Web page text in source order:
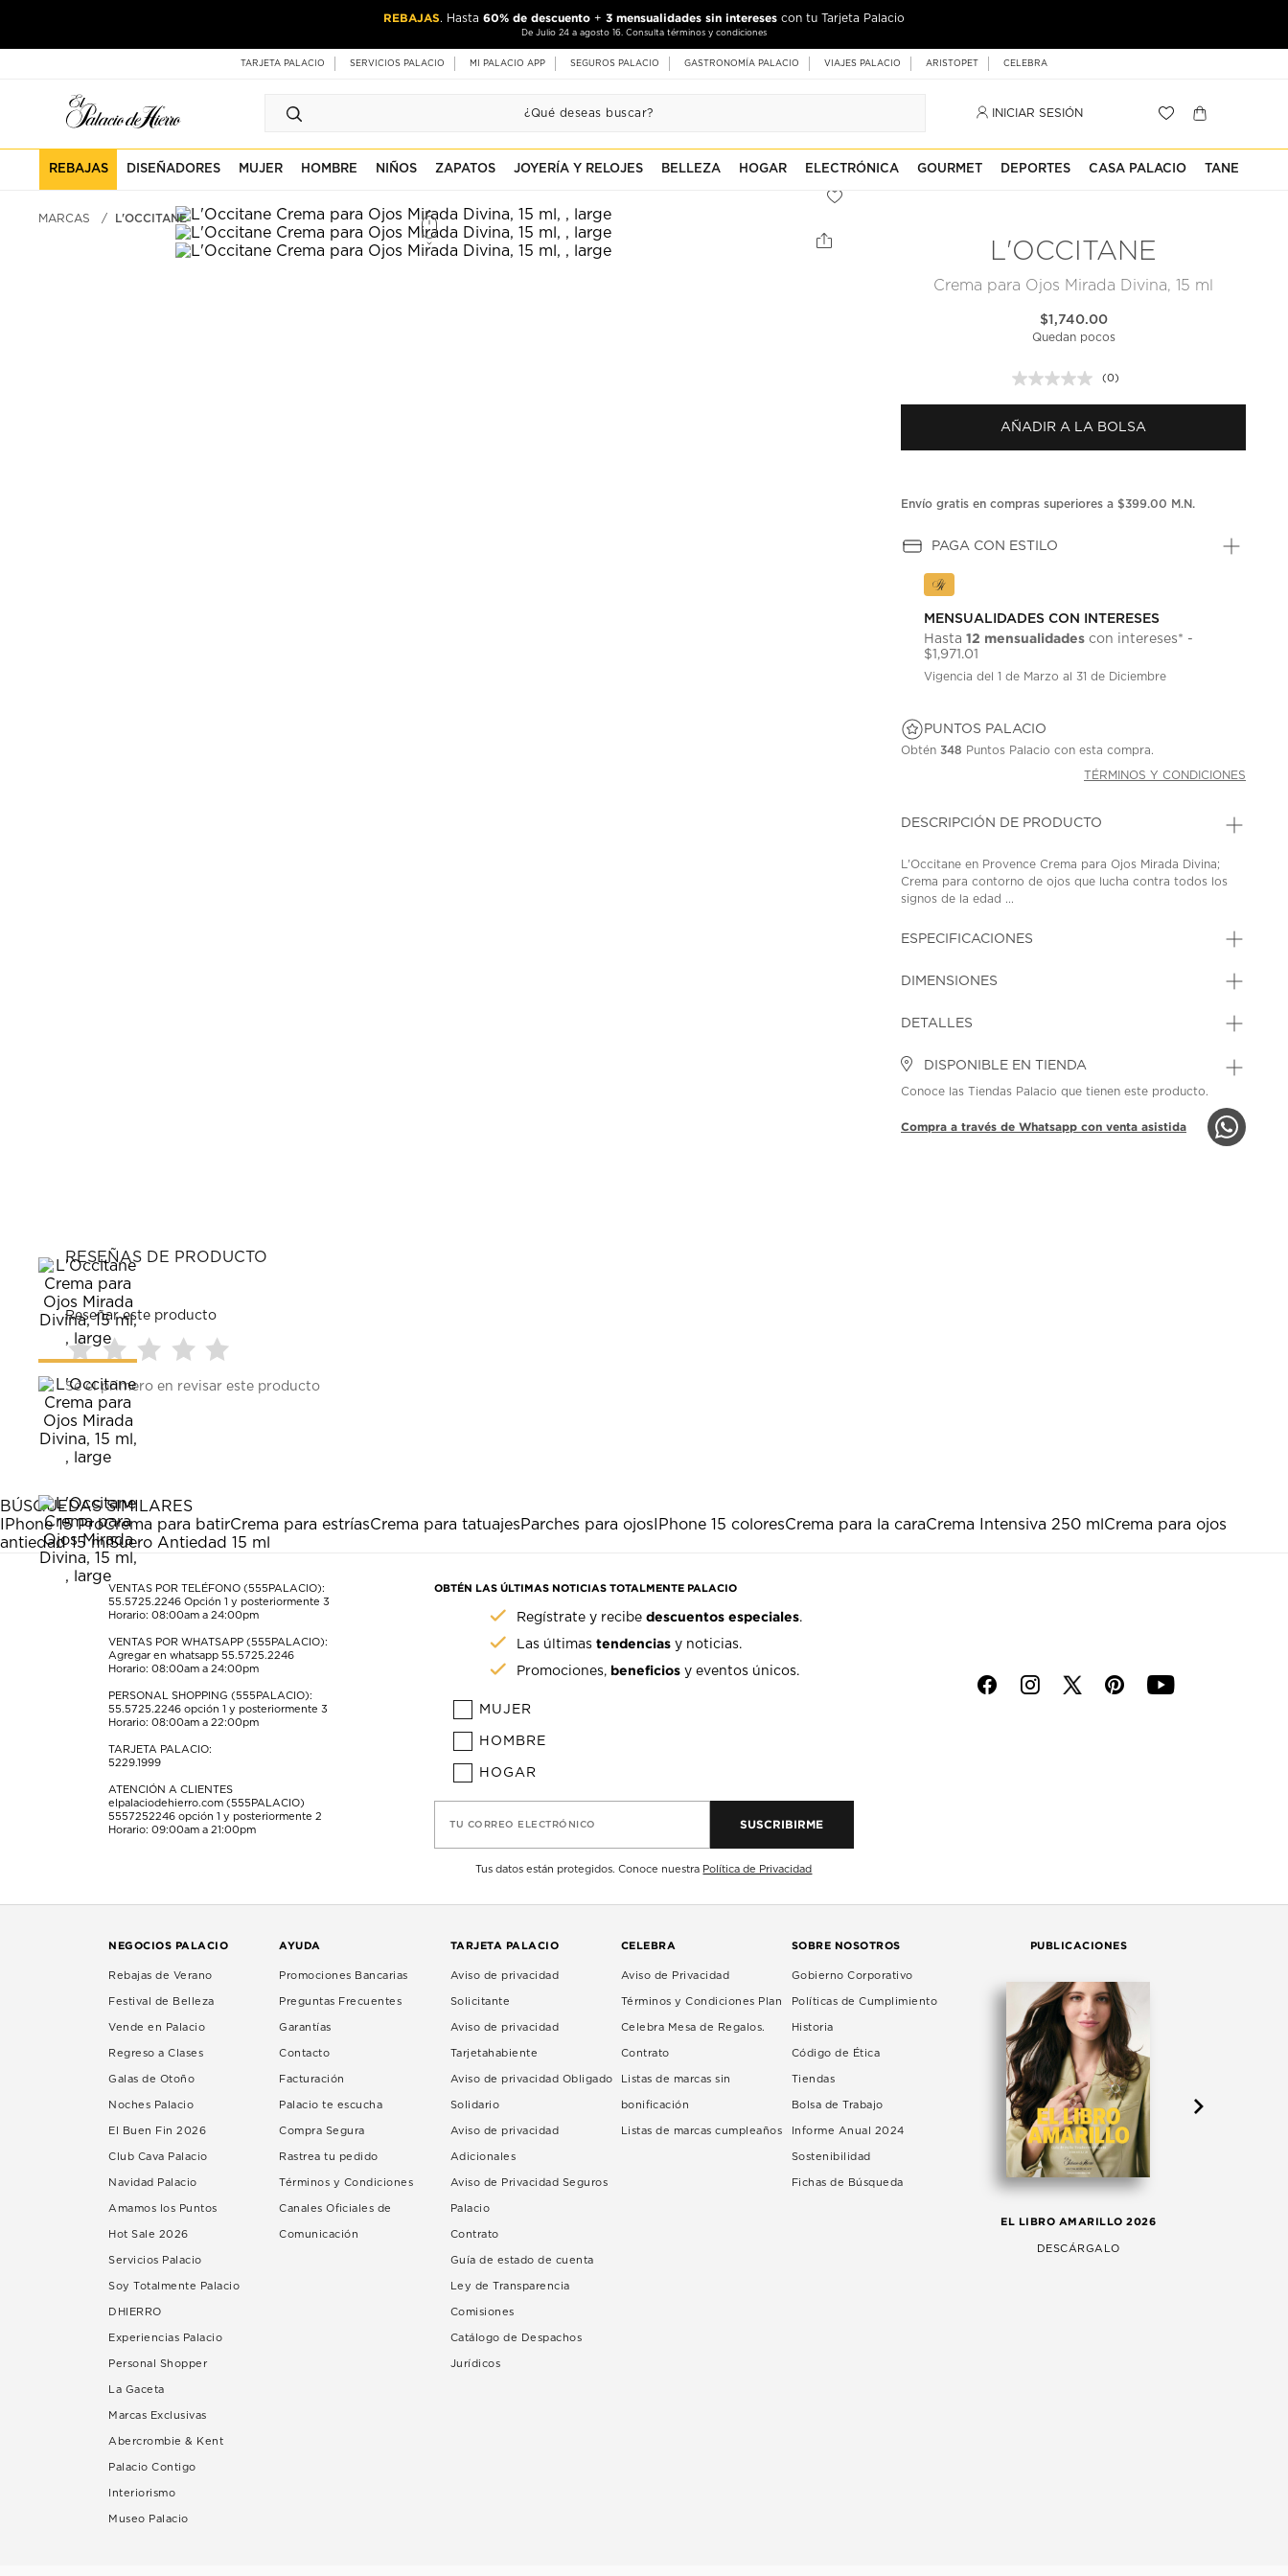
REBAJAS. Hasta 60% de descuento + 3 mensualidades sin intereses con tu Tarjeta Palacio
De Julio 24 a agosto 16. Consulta términos y condiciones
TARJETA PALACIO SERVICIOS PALACIO MI PALACIO APP SEGUROS PALACIO GASTRONOMÍA PALACIO VIAJES PALACIO ARISTOPET CELEBRA
INICIAR SESIÓN
REBAJAS DISEÑADORES MUJER HOMBRE NIÑOS ZAPATOS JOYERÍA Y RELOJES BELLEZA HOGAR ELECTRÓNICA GOURMET DEPORTES CASA PALACIO TANE
MARCAS L'OCCITANE
L'OCCITANE
Crema para Ojos Mirada Divina, 15 ml
$1,740.00
Quedan pocos
Sin
puntuación.
en
la
(0)
AÑADIR A LA BOLSA
Envío gratis en compras superiores a $399.00 M.N.
PAGA CON ESTILO
MENSUALIDADES CON INTERESES
Hasta12 mensualidades con intereses* -
$1,971.01
Vigencia del 1 de Marzo al 31 de Diciembre
PUNTOS PALACIO
Obtén348 Puntos Palacio con esta compra.
TÉRMINOS Y CONDICIONES
DESCRIPCIÓN DE PRODUCTO
L'Occitane en Provence Crema para Ojos Mirada Divina;
Crema para contorno de ojos que lucha contra todos los
signos de la edad ...
ESPECIFICACIONES
DIMENSIONES
DETALLES
DISPONIBLE EN TIENDA
Conoce las Tiendas Palacio que tienen este producto.
Compra a través de Whatsapp con venta asistida
RESEÑAS DE PRODUCTO
Reseñar este producto
para
calificar
el
artículo
con
estrella
Esta
acción
abrirá
el
formulario
para
calificar
el
artículo
con
estrellas.
Esta
acción
abrirá
el
formulario
de
para
artículo
estrellas.
Esta
acción
abrirá
formulario
de
para
estrellas.
Esta
acción
abrirá
formulario
de
para
Esta
acción
abrirá
formulario
de
envío.
Sé el primero en revisar este producto
BÚSQUEDAS SIMILARES
IPhone 15 ProCrema para batirCrema para estríasCrema para tatuajesParches para ojos IPhone 15 coloresCrema para la caraCrema Intensiva 250 ml Crema para ojos
antiedad 15 mlSuero Antiedad 15 ml
VENTAS POR TELÉFONO (555PALACIO):
55.5725.2246 Opción 1 y posteriormente 3
Horario: 08:00am a 24:00pm
VENTAS POR WHATSAPP (555PALACIO):
Agregar en whatsapp 55.5725.2246
Horario: 08:00am a 24:00pm
PERSONAL SHOPPING (555PALACIO):
55.5725.2246 opción 1 y posteriormente 3
Horario: 08:00am a 22:00pm
TARJETA PALACIO:
5229.1999
ATENCIÓN A CLIENTES
elpalaciodehierro.com (555PALACIO)
5557252246 opción 1 y posteriormente 2
Horario: 09:00am a 21:00pm
OBTÉN LAS ÚLTIMAS NOTICIAS TOTALMENTE PALACIO
Regístrate y recibedescuentos especiales.
Las últimastendencias y noticias.
Promociones, beneficios y eventos únicos.
MUJER
HOMBRE
HOGAR
TU CORREO ELECTRÓNICO SUSCRIBIRME
Tus datos están protegidos. Conoce nuestra Política de Privacidad
f i p y
NEGOCIOS PALACIO
Rebajas de Verano
Festival de Belleza
Vende en Palacio
Regreso a Clases
Galas de Otoño
Noches Palacio
El Buen Fin 2026
Club Cava Palacio
Navidad Palacio
Amamos los Puntos
Hot Sale 2026
Servicios Palacio
Soy Totalmente Palacio
DHIERRO
Experiencias Palacio
Personal Shopper
La Gaceta
Marcas Exclusivas
Abercrombie & Kent
Palacio Contigo
Interiorismo
Museo Palacio
AYUDA
Promociones Bancarias
Preguntas Frecuentes
Garantías
Contacto
Facturación
Palacio te escucha
Compra Segura
Rastrea tu pedido
Términos y Condiciones
Canales Oficiales de
Comunicación
TARJETA PALACIO
Aviso de privacidad
Solicitante
Aviso de privacidad
Tarjetahabiente
Aviso de privacidad Obligado
Solidario
Aviso de privacidad
Adicionales
Aviso de Privacidad Seguros
Palacio
Contrato
Guía de estado de cuenta
Ley de Transparencia
Comisiones
Catálogo de Despachos
Jurídicos
CELEBRA
Aviso de Privacidad
Términos y Condiciones Plan
Celebra Mesa de Regalos.
Contrato
Listas de marcas sin
bonificación
Listas de marcas cumpleaños
SOBRE NOSOTROS
Gobierno Corporativo
Políticas de Cumplimiento
Historia
Código de Ética
Tiendas
Bolsa de Trabajo
Informe Anual 2024
Sostenibilidad
Fichas de Búsqueda
PUBLICACIONES
EL LIBRO AMARILLO 2026
DESCÁRGALO